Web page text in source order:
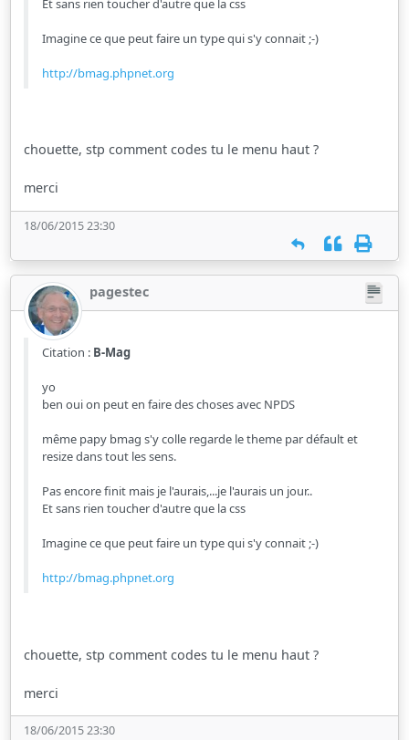
Et sans rien toucher d'autre que la css
Imagine ce que peut faire un type qui s'y connait ;-)
http://bmag.phpnet.org
chouette, stp comment codes tu le menu haut ?
merci
18/06/2015 23:30
pagestec
Citation : B-Mag
yo
ben oui on peut en faire des choses avec NPDS
même papy bmag s'y colle regarde le theme par défault et
resize dans tout les sens.
Pas encore finit mais je l'aurais,...je l'aurais un jour..
Et sans rien toucher d'autre que la css
Imagine ce que peut faire un type qui s'y connait ;-)
http://bmag.phpnet.org
chouette, stp comment codes tu le menu haut ?
merci
18/06/2015 23:30